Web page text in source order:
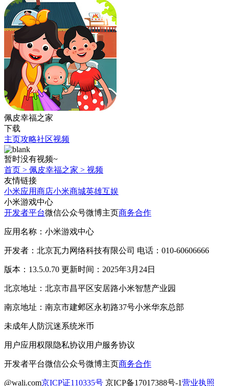
佩皮幸福之家
下载
主页攻略社区视频
暂时没有视频~
首页 > 佩皮幸福之家 > 视频
友情链接
小米应用商店小米商城英雄互娱
小米游戏中心
开发者平台微信公众号微博主页商务合作
应用名称：小米游戏中心
开发者：北京瓦力网络科技有限公司 电话：010-60606666
版本：13.5.0.70 更新时间：2025年3月24日
北京地址：北京市昌平区安居路小米智慧产业园
南京地址：南京市建邺区永初路37号小米华东总部
未成年人防沉迷系统米币
用户应用权限隐私协议用户服务协议
开发者平台微信公众号微博主页商务合作
@wali.com京ICP证110335号 京ICP备17017388号-1营业执照